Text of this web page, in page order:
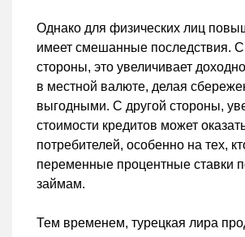
Однако для физических лиц
имеет смешанные последствия.
стороны, это увеличивает
в местной валюте, делая
выгодными. С другой стороны,
стоимости кредитов может
потребителей, особенно на тех,
переменные процентные ставки
займам.
Тем временем, турецкая лира